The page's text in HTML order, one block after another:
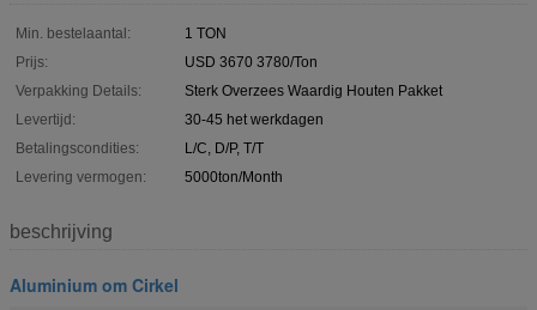
Min. bestelaantal:
1 TON
Prijs:
USD 3670 3780/Ton
Verpakking Details:
Sterk Overzees Waardig Houten Pakket
Levertijd:
30-45 het werkdagen
Betalingscondities:
L/C, D/P, T/T
Levering vermogen:
5000ton/Month
beschrijving
Aluminium om Cirkel